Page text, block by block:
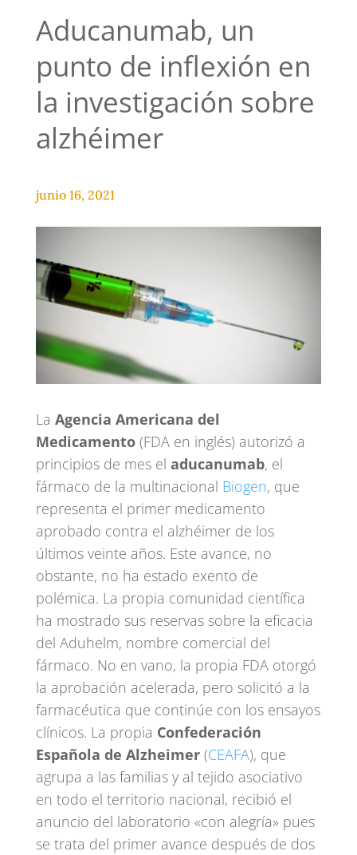
Aducanumab, un
punto de inflexión en
la investigación sobre
alzhéimer
junio 16, 2021
La Agencia Americana del
Medicamento(FDA en inglés) autorizó a
principios de mes el aducanumab, el
fármaco de la multinacional Biogen, que
representa el primer medicamento
aprobado contra el alzhéimer de los
últimos veinte años. Este avance, no
obstante, no ha estado exento de
polémica. La propia comunidad científica
ha mostrado sus reservas sobre la eficacia
del Aduhelm, nombre comercial del
fármaco. No en vano, la propia FDA otorgó
la aprobación acelerada, pero solicitó a la
farmacéutica que continúe con los ensayos
clínicos. La propia Confederación
Española de Alzheimer(CEAFA), que
agrupa a las familias y al tejido asociativo
en todo el territorio nacional, recibió el
anuncio del laboratorio «con alegría» pues
se trata del primer avance después de dos